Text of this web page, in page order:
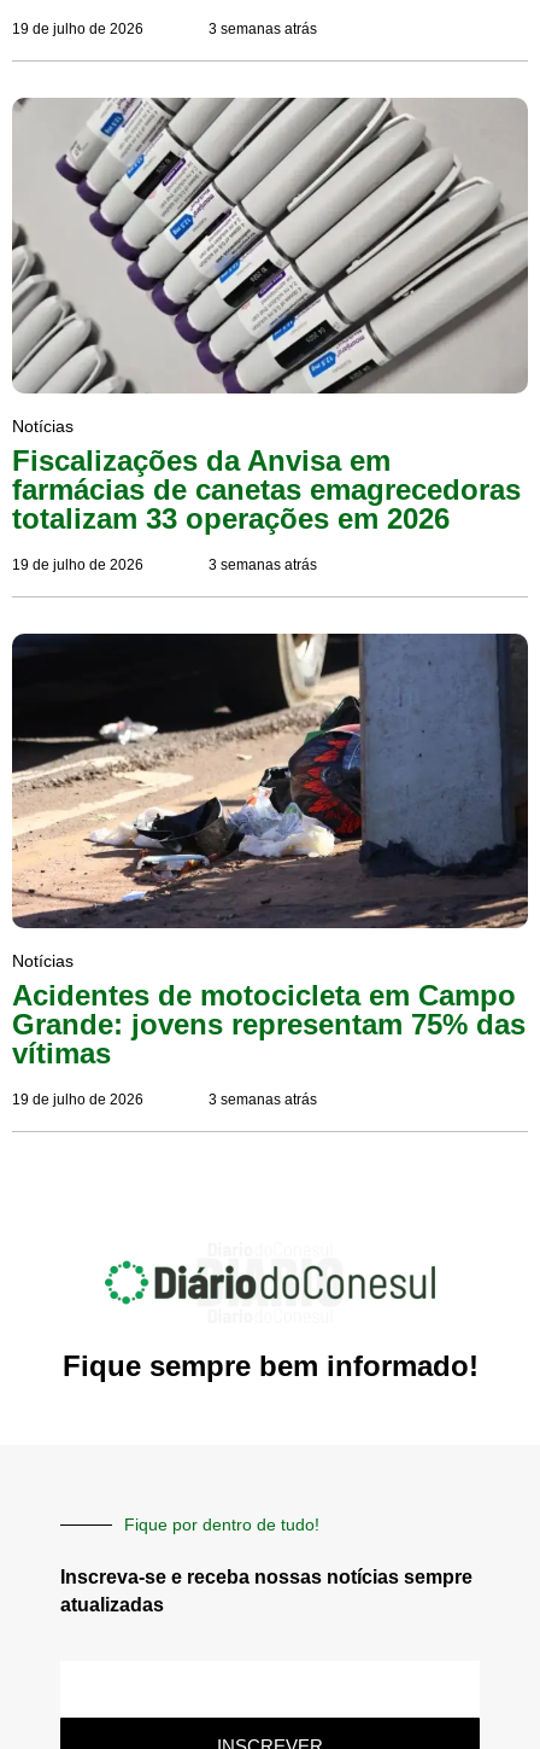
19 de julho de 2026 3 semanas atrás
Notícias
Fiscalizações da Anvisa em
farmácias de canetas emagrecedoras
totalizam 33 operações em 2026
19 de julho de 2026 3 semanas atrás
Notícias
Acidentes de motocicleta em Campo
Grande: jovens representam 75% das
vítimas
19 de julho de 2026 3 semanas atrás
Fique sempre bem informado!
Fique por dentro de tudo!
Inscreva-se e receba nossas notícias sempre
atualizadas